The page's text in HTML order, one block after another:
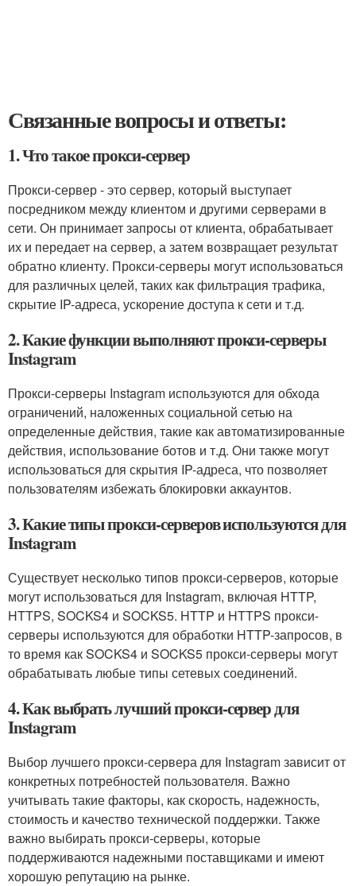
Связанные вопросы и ответы:
1. Что такое прокси-сервер
Прокси-сервер - это сервер, который выступает
посредником между клиентом и другими серверами в
сети. Он принимает запросы от клиента, обрабатывает
их и передает на сервер, а затем возвращает результат
обратно клиенту. Прокси-серверы могут использоваться
для различных целей, таких как фильтрация трафика,
скрытие IP-адреса, ускорение доступа к сети и т.д.
2. Какие функции выполняют прокси-серверы
Instagram
Прокси-серверы Instagram используются для обхода
ограничений, наложенных социальной сетью на
определенные действия, такие как автоматизированные
действия, использование ботов и т.д. Они также могут
использоваться для скрытия IP-адреса, что позволяет
пользователям избежать блокировки аккаунтов.
3. Какие типы прокси-серверов используются для
Instagram
Существует несколько типов прокси-серверов, которые
могут использоваться для Instagram, включая HTTP,
HTTPS, SOCKS4 и SOCKS5. HTTP и HTTPS прокси-
серверы используются для обработки HTTP-запросов, в
то время как SOCKS4 и SOCKS5 прокси-серверы могут
обрабатывать любые типы сетевых соединений.
4. Как выбрать лучший прокси-сервер для
Instagram
Выбор лучшего прокси-сервера для Instagram зависит от
конкретных потребностей пользователя. Важно
учитывать такие факторы, как скорость, надежность,
стоимость и качество технической поддержки. Также
важно выбирать прокси-серверы, которые
поддерживаются надежными поставщиками и имеют
хорошую репутацию на рынке.